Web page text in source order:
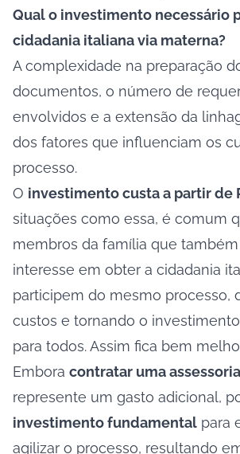
Qual o investimento necessário
cidadania italiana via materna?
A complexidade na preparação
documentos, o número de
envolvidos e a extensão da
dos fatores que influenciam os
processo.
O investimento custa a partir de
situações como essa, é comum
membros da família que
interesse em obter a cidadania
participem do mesmo processo,
custos e tornando o
para todos. Assim fica bem
Embora contratar uma
represente um gasto adicional,
investimento fundamental para
agilizar o processo, resultando